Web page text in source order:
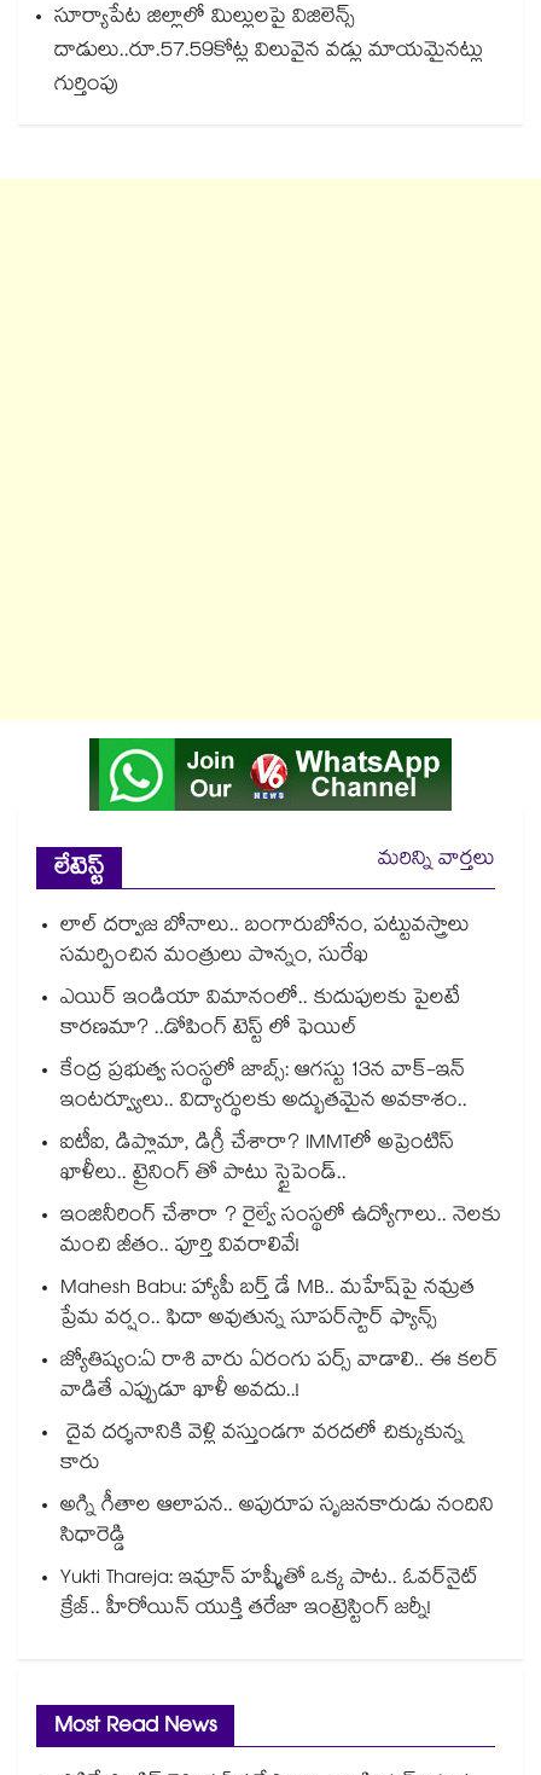
సూర్యాపేట జిల్లాలో మిల్లులపై విజిలెన్స్
దాడులు..రూ.57.59కోట్ల విలువైన వడ్లు మాయమైనట్లు
గుర్తింపు
లేటెస్ట్
మరిన్ని వార్తలు
లాల్ దర్వాజ బోనాలు.. బంగారుబోనం, పట్టువస్త్రాలు
సమర్పించిన మంత్రులు పొన్నం, సురేఖ
ఎయిర్ ఇండియా విమానంలో.. కుదుపులకు పైలటే
కారణమా? ..డోపింగ్ టెస్ట్ లో ఫెయిల్
కేంద్ర ప్రభుత్వ సంస్థలో జాబ్స్: ఆగస్టు 13న వాక్-ఇన్
ఇంటర్వ్యూలు.. విద్యార్థులకు అద్భుతమైన అవకాశం..
ఐటీఐ, డిప్లొమా, డిగ్రీ చేశారా? IMMTలో అప్రెంటిస్
ఖాళీలు.. ట్రైనింగ్ తో పాటు స్టైపెండ్..
ఇంజినీరింగ్ చేశారా ? రైల్వే సంస్థలో ఉద్యోగాలు.. నెలకు
మంచి జీతం.. పూర్తి వివరాలివే!
Mahesh Babu: హ్యాపీ బర్త్ డే MB.. మహేష్‌పై నమ్రత
ప్రేమ వర్షం.. ఫిదా అవుతున్న సూపర్‌స్టార్ ఫ్యాన్స్
జ్యోతిష్యం:ఏ రాశి వారు ఏరంగు పర్స్ వాడాలి.. ఈ కలర్
వాడితే ఎప్పుడూ ఖాళీ అవదు..!
దైవ దర్శనానికి వెళ్లి వస్తుండగా వరదలో చిక్కుకున్న
కారు
అగ్ని గీతాల ఆలాపన.. అపురూప సృజనకారుడు నందిని
సిధారెడ్డి
Yukti Thareja: ఇమ్రాన్ హష్మీతో ఒక్క పాట.. ఓవర్‌నైట్
క్రేజ్.. హీరోయిన్ యుక్తి తరేజా ఇంట్రెస్టింగ్ జర్నీ!
Most Read News